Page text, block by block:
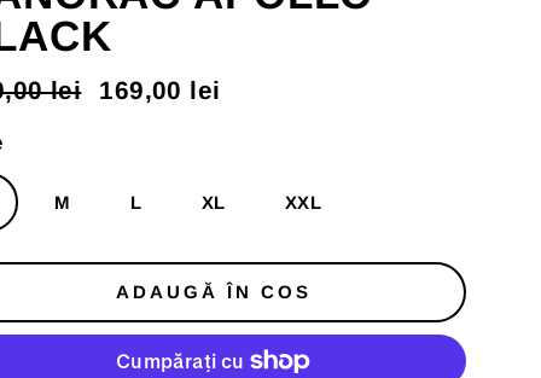
lei 169,00 lei
M L XL XXL
ADAUGĂ ÎN COS